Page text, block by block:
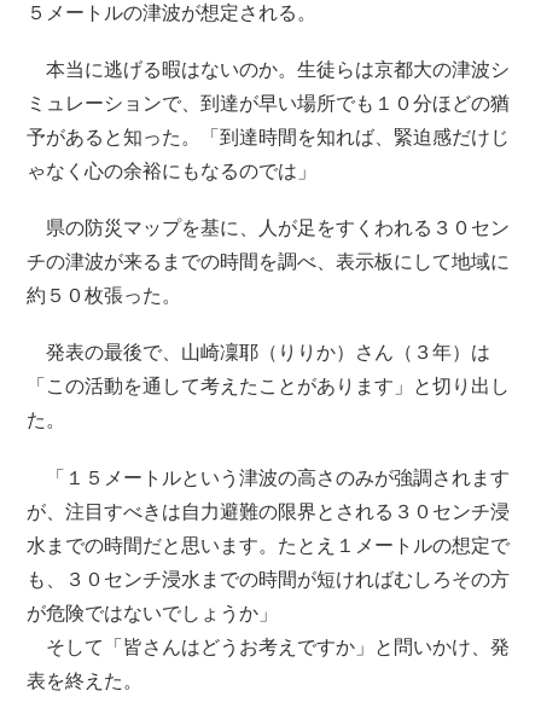
５メートルの津波が想定される。
本当に逃げる暇はないのか。生徒らは京都大の津波シ
ミュレーションで、到達が早い場所でも１０分ほどの猶
予があると知った。「到達時間を知れば、緊迫感だけじ
ゃなく心の余裕にもなるのでは」
県の防災マップを基に、人が足をすくわれる３０セン
チの津波が来るまでの時間を調べ、表示板にして地域に
約５０枚張った。
発表の最後で、山崎凜耶（りりか）さん（３年）は
「この活動を通して考えたことがあります」と切り出し
た。
「１５メートルという津波の高さのみが強調されます
が、注目すべきは自力避難の限界とされる３０センチ浸
水までの時間だと思います。たとえ１メートルの想定で
も、３０センチ浸水までの時間が短ければむしろその方
が危険ではないでしょうか」
そして「皆さんはどうお考えですか」と問いかけ、発
表を終えた。